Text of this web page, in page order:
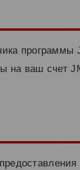
программы
на ваш счет